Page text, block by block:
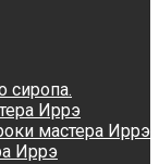
сиропа.
Иррэ
мастера Иррэ
Иррэ